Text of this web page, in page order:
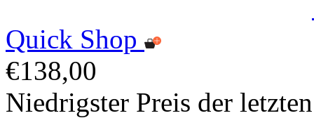
Quick Shop
€138,00
Niedrigster Preis der